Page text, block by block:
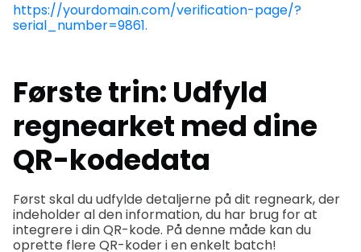
https://yourdomain.com/verification-page/?
serial_number=9861.
Første trin: Udfyld
regnearket med dine
QR-kodedata
Først skal du udfylde detaljerne på dit regneark, der
indeholder al den information, du har brug for at
integrere i din QR-kode. På denne måde kan du
oprette flere QR-koder i en enkelt batch!